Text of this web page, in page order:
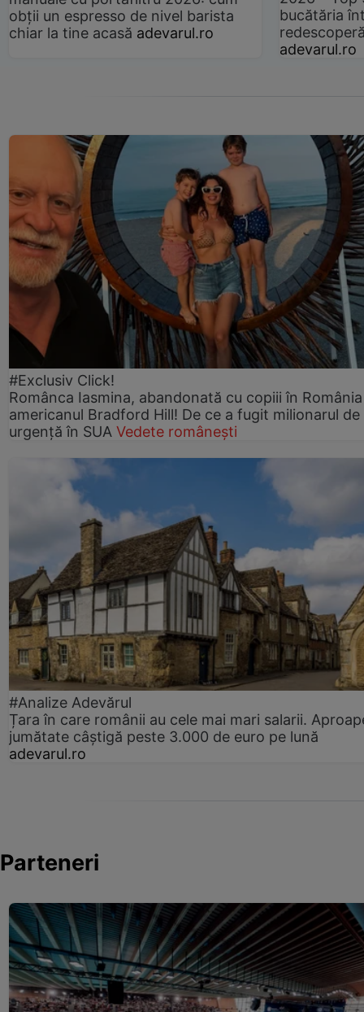
obții un espresso de nivel barista
chiar la tine acasă adevarul.ro
bucătăria
adevarul.ro
#Exclusiv Click!
Românca Iasmina, abandonată cu copiii în
americanul Bradford Hill! De ce a fugit milionarul de
urgență în SUA Vedete românești
#Analize Adevărul
Țara în care românii au cele mai mari salarii.
jumătate câștigă peste 3.000 de euro pe lună
adevarul.ro
Parteneri